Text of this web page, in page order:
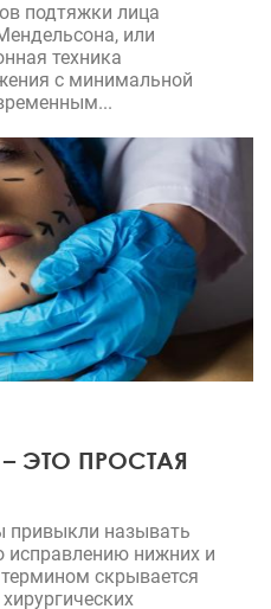
подтяжки лица
или
техника
с минимальной
ЭТО ПРОСТАЯ
привыкли называть
исправлению нижних и
скрывается